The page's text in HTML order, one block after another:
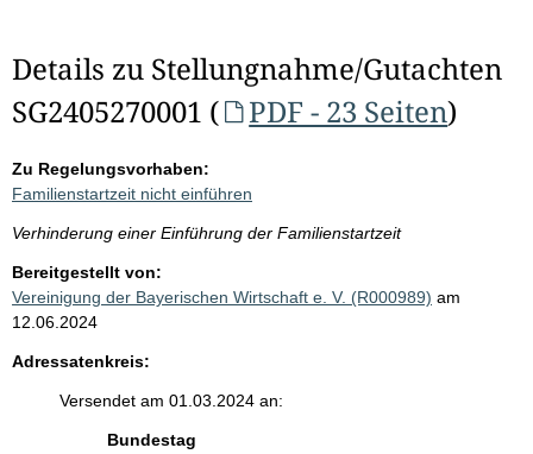
Details zu Stellungnahme/Gutachten
SG2405270001 (
PDF - 23 Seiten)
Zu Regelungsvorhaben:
Familienstartzeit nicht einführen
Verhinderung einer Einführung der Familienstartzeit
Bereitgestellt von:
Vereinigung der Bayerischen Wirtschaft e. V. (R000989) am
12.06.2024
Adressatenkreis:
Versendet am 01.03.2024 an:
Bundestag